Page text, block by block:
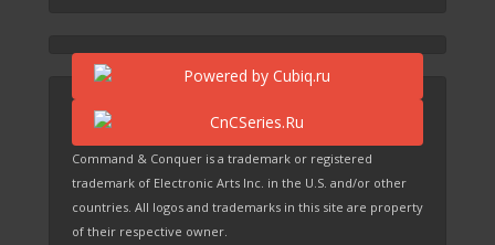
Command & Conquer is a trademark or registered
trademark of Electronic Arts Inc. in the U.S. and/or other
countries. All logos and trademarks in this site are property
of their respective owner.